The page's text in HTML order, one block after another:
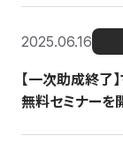
2025.06.16
【一次助成終了
無料セミナーを